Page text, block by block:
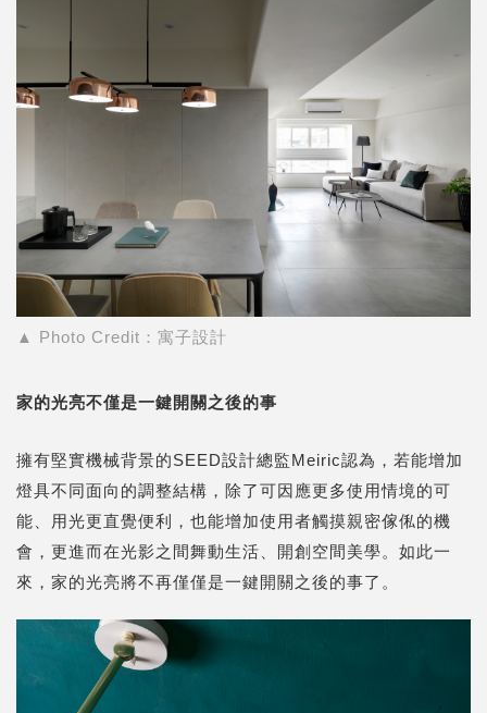
▲ Photo Credit：寓子設計
家的光亮不僅是一鍵開關之後的事
擁有堅實機械背景的SEED設計總監Meiric認為，若能增加
燈具不同面向的調整結構，除了可因應更多使用情境的可
能、用光更直覺便利，也能增加使用者觸摸親密傢俬的機
會，更進而在光影之間舞動生活、開創空間美學。如此一
來，家的光亮將不再僅僅是一鍵開關之後的事了。